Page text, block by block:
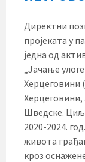
Директни
пројеката у
једна од
„Јачање
Херцеговини
Шведске. Циљ
2020-2024.
живота
кроз